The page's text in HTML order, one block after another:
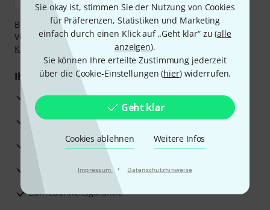
Sie okay ist, stimmen Sie der Nutzung von Cookies
für Präferenzen, Statistiken und Marketing
einfach durch einen Klick auf „Geht klar“ zu (alle
anzeigen).
Sie können Ihre erteilte Zustimmung jederzeit
über die Cookie-Einstellungen (hier) widerrufen.
Geht klar
Cookies ablehnen Weitere Infos
Impressum · Datenschutzhinweise
Bezahlen Sie vertraulich und sicher per Nachnahme,
Vorkasse, PayPal, Amazon Pay,Klarna Sofort bezahlen
Klarna Ratenzahlung
oder Kreditkarte.
Ihre Vorteile
3 Jahre Thomann Garantie
30 Tage Money-Back-Garantie
Reparaturservice
Beratung durch Fachexperten
Zufriedenheitsgarantie